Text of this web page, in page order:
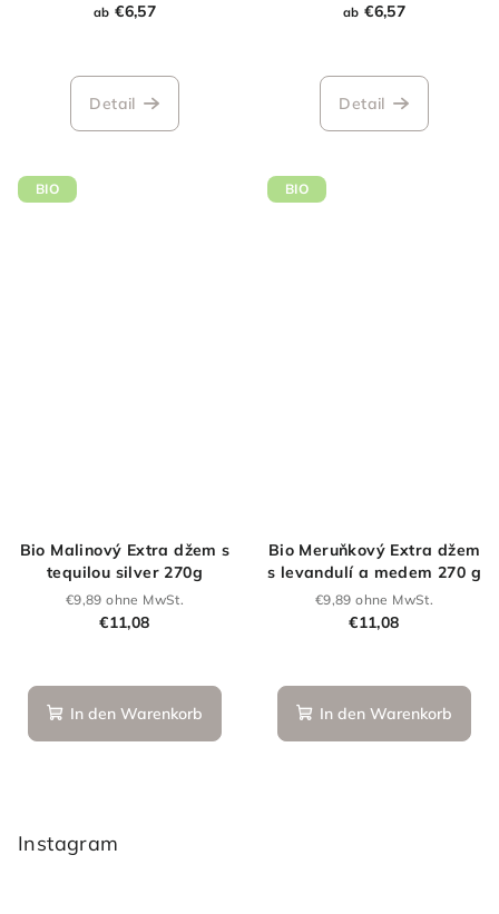
ab €6,57
Detail
ab €6,57
Detail
BIO
Bio Malinový Extra džem s
tequilou silver 270g
€9,89 ohne MwSt.
€11,08
In den Warenkorb
BIO
Bio Meruňkový Extra džem
s levandulí a medem 270 g
€9,89 ohne MwSt.
€11,08
In den Warenkorb
ßInstagram